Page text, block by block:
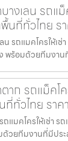
บางเลน รถแ
นที่ทั่วไทย ร
น รถแมคโครให้เ
ง พร้อมด้วยทีมงา
ตาก รถแม็คโ
ที่ทั่วไทย ราค
ถแมคโครให้เช่า
ด้วยทีมงานที่มีปร